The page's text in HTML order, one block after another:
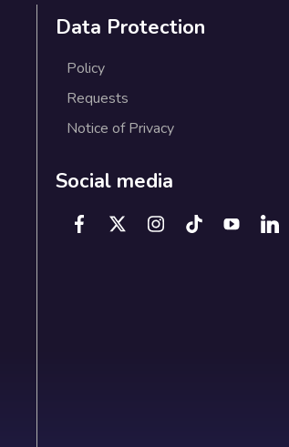
Data Protection
Policy
Requests
Notice of Privacy
Social media